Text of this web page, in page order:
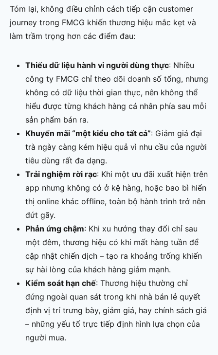
Tóm lại, không điều chỉnh cách tiếp cận customer
journey trong FMCG khiến thương hiệu mắc kẹt và
làm trầm trọng hơn các điểm đau:
Thiếu dữ liệu hành vi người dùng thực: Nhiều
công ty FMCG chỉ theo dõi doanh số tổng, nhưng
không có dữ liệu thời gian thực, nên không thể
hiểu được từng khách hàng cá nhân phía sau mỗi
sản phẩm bán ra.
Khuyến mãi “một kiểu cho tất cả”: Giảm giá đại
trà ngày càng kém hiệu quả vì nhu cầu của người
tiêu dùng rất đa dạng.
Trải nghiệm rời rạc: Khi một ưu đãi xuất hiện trên
app nhưng không có ở kệ hàng, hoặc bao bì hiển
thị online khác offline, toàn bộ hành trình trở nên
đứt gãy.
Phản ứng chậm: Khi xu hướng thay đổi chỉ sau
một đêm, thương hiệu có khi mất hàng tuần để
cập nhật chiến dịch – tạo ra khoảng trống khiến
sự hài lòng của khách hàng giảm mạnh.
Kiểm soát hạn chế: Thương hiệu thường chỉ
đứng ngoài quan sát trong khi nhà bán lẻ quyết
định vị trí trưng bày, giảm giá, hay chính sách giá
– những yếu tố trực tiếp định hình lựa chọn của
người mua.